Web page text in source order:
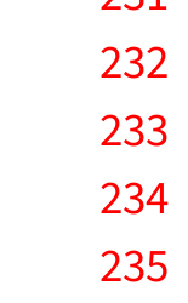
232
233
234
235